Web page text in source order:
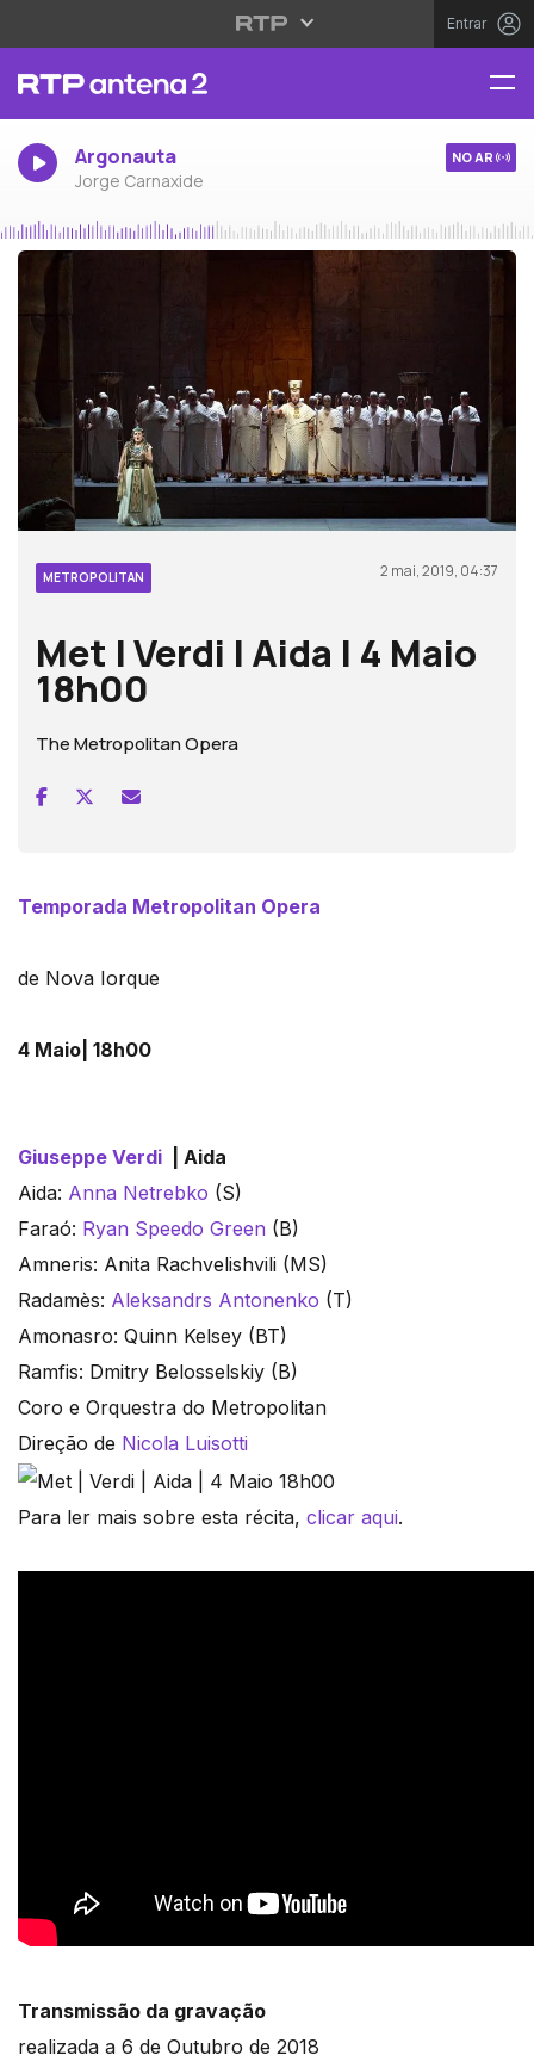
Entrar
Argonauta
Jorge Carnaxide
NO AR
METROPOLITAN 2 mai, 2019, 04:37
Met | Verdi | Aida | 4 Maio
18h00
The Metropolitan Opera
Temporada Metropolitan Opera
de Nova Iorque
4 Maio| 18h00
Giuseppe Verdi
| Aida
Aida: Anna Netrebko (S)
Faraó: Ryan Speedo Green (B)
Amneris: Anita Rachvelishvili (MS)
Radamès: Aleksandrs Antonenko (T)
Amonasro: Quinn Kelsey (BT)
Ramfis: Dmitry Belosselskiy (B)
Coro e Orquestra do Metropolitan
Direção de Nicola Luisotti
Para ler mais sobre esta récita, clicar aqui.
Transmissão da gravação
realizada a 6 de Outubro de 2018